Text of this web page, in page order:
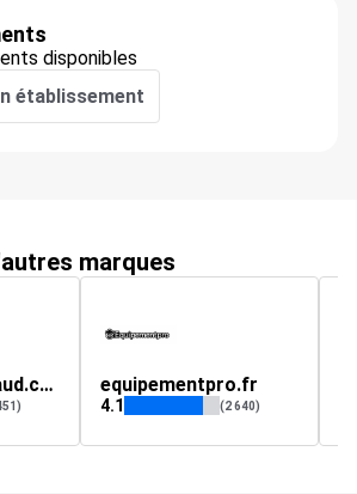
disponibles
établissement
marques
lamaisondutaraud.com equipementpro.fr
4.1 (2 640)